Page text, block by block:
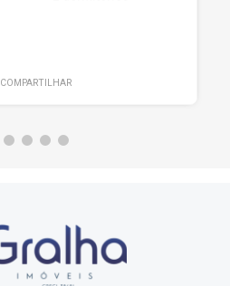
COMPARTILHAR